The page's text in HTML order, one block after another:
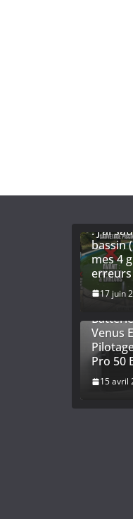
: j’ai
bassin
mes 4
erreurs
17 juin
Titre :
son
Venus
Pro 50
15 avril